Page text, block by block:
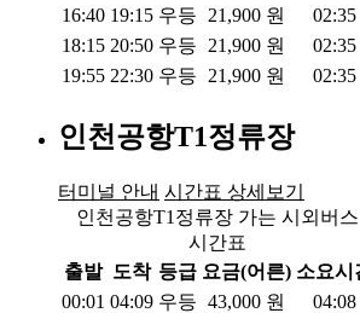
16:40 19:15 우등 21,900 원
02:35
18:15 20:50 우등 21,900 원
02:35
19:55 22:30 우등 21,900 원 02:35
인천공항T1정류장
터미널 안내 시간표 상세보기
인천공항T1정류장 가는 시외버스
시간표
출발 도착 등급 요금(어른) 소요시
00:01 04:09 우등 43,000 원
04:08